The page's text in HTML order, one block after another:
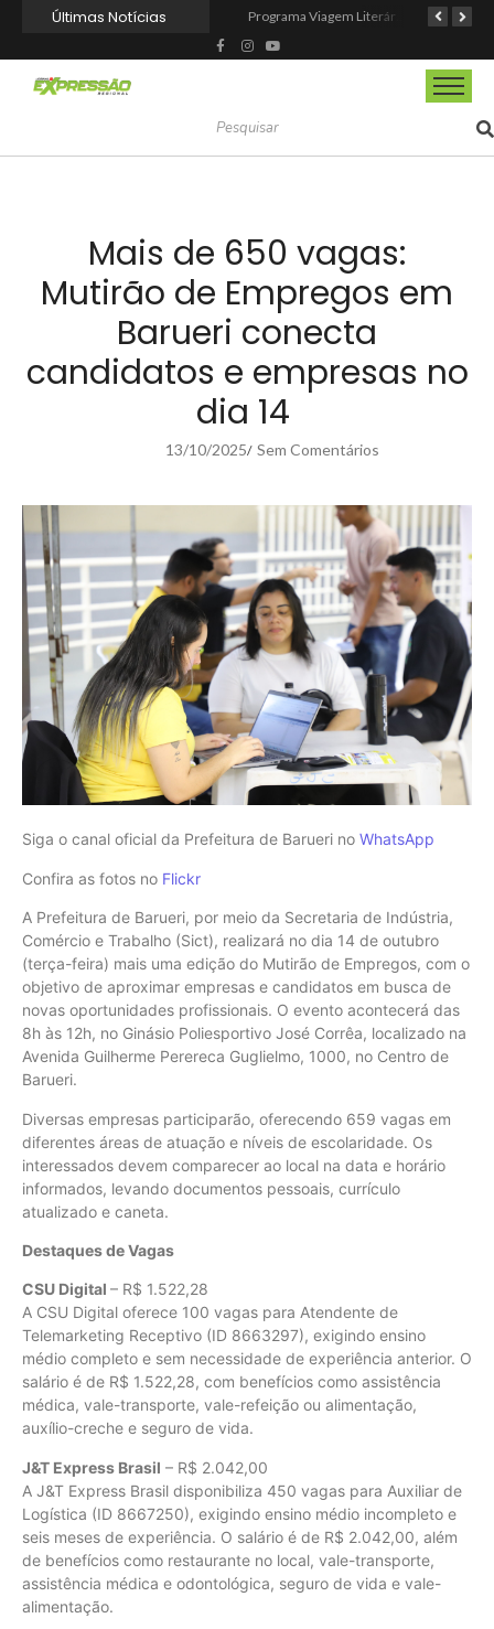
Últimas Notícias
Mais de 650 vagas:
Mutirão de Empregos em
Barueri conecta
candidatos e empresas no
dia 14
13/10/2025/ Sem Comentários
Siga o canal oficial da Prefeitura de Barueri no WhatsApp
Confira as fotos no Flickr
A Prefeitura de Barueri, por meio da Secretaria de Indústria,
Comércio e Trabalho (Sict), realizará no dia 14 de outubro
(terça-feira) mais uma edição do Mutirão de Empregos, com o
objetivo de aproximar empresas e candidatos em busca de
novas oportunidades profissionais. O evento acontecerá das
8h às 12h, no Ginásio Poliesportivo José Corrêa, localizado na
Avenida Guilherme Perereca Guglielmo, 1000, no Centro de
Barueri.
Diversas empresas participarão, oferecendo 659 vagas em
diferentes áreas de atuação e níveis de escolaridade. Os
interessados devem comparecer ao local na data e horário
informados, levando documentos pessoais, currículo
atualizado e caneta.
Destaques de Vagas
CSU Digital – R$ 1.522,28
A CSU Digital oferece 100 vagas para Atendente de
Telemarketing Receptivo (ID 8663297), exigindo ensino
médio completo e sem necessidade de experiência anterior. O
salário é de R$ 1.522,28, com benefícios como assistência
médica, vale-transporte, vale-refeição ou alimentação,
auxílio-creche e seguro de vida.
J&T Express Brasil – R$ 2.042,00
A J&T Express Brasil disponibiliza 450 vagas para Auxiliar de
Logística (ID 8667250), exigindo ensino médio incompleto e
seis meses de experiência. O salário é de R$ 2.042,00, além
de benefícios como restaurante no local, vale-transporte,
assistência médica e odontológica, seguro de vida e vale-
alimentação.